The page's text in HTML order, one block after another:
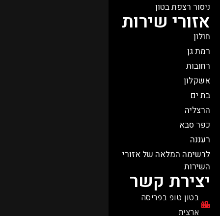
ניסור רצפת בטון
אזורי שירות
חולון
רמת גן
רחובות
אשקלון
בת ים
הרצליה
כפר סבא​
רעננה
לרשימה המלאה של אזורי
השירות
יצירת קשר
בטון טופ בפריסה
ארצית